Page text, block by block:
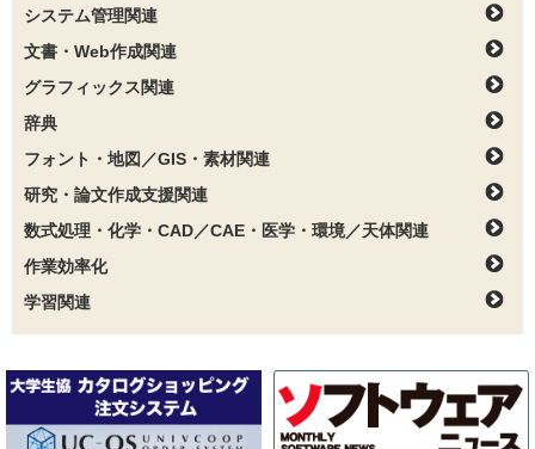
システム管理関連
文書・Web作成関連
グラフィックス関連
辞典
フォント・地図／GIS・素材関連
研究・論文作成支援関連
数式処理・化学・CAD／CAE・医学・環境／天体関連
作業効率化
学習関連